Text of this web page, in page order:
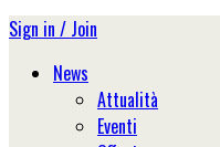
Sign in / Join
News
Attualità
Eventi